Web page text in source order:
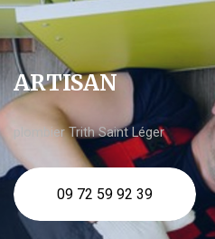
ARTISAN
plombier Trith Saint Léger
09 72 59 92 39